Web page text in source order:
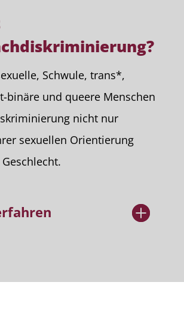
Schwule, trans*,
binäre und queere Menschen
nicht nur
sexuellen Orientierung